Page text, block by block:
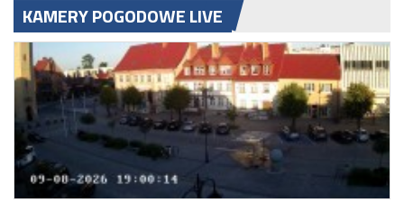
KAMERY POGODOWE LIVE